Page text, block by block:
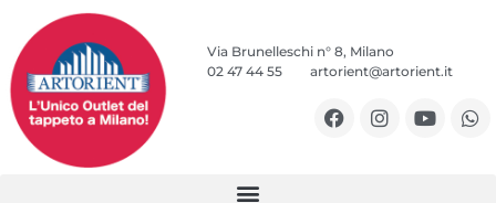
Via Brunelleschi n° 8, Milano
02 47 44 55
artorient@artorient.it